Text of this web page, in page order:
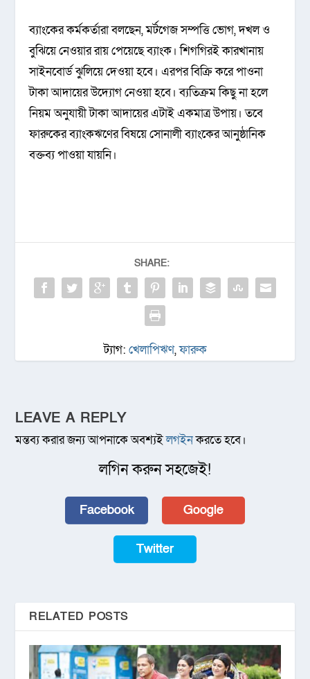
ব্যাংকের কর্মকর্তারা বলছেন, মর্টগেজ সম্পত্তি ভোগ, দখল ও
বুঝিয়ে নেওয়ার রায় পেয়েছে ব্যাংক। শিগগিরই কারখানায়
সাইনবোর্ড ঝুলিয়ে দেওয়া হবে। এরপর বিক্রি করে পাওনা
টাকা আদায়ের উদ্যোগ নেওয়া হবে। ব্যতিক্রম কিছু না হলে
নিয়ম অনুযায়ী টাকা আদায়ের এটাই একমাত্র উপায়। তবে
ফারুকের ব্যাংকঋণের বিষয়ে সোনালী ব্যাংকের আনুষ্ঠানিক
বক্তব্য পাওয়া যায়নি।
SHARE:
ট্যাগ: খেলাপিঋণ,ফারুক
LEAVE A REPLY
মন্তব্য করার জন্য আপনাকে অবশ্যইলগইনকরতে হবে।
লগিন করুন সহজেই!
Facebook Google
Twitter
RELATED POSTS